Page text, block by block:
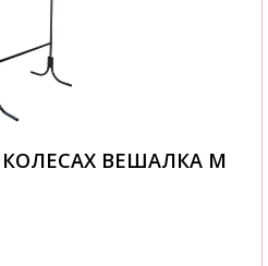
ВЕШАЛКА М